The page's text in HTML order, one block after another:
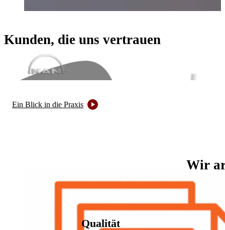
Kunden, die uns vertrauen
Kunden und Partner von Techanics
Ein Blick in die Praxis
Wir
Qualität